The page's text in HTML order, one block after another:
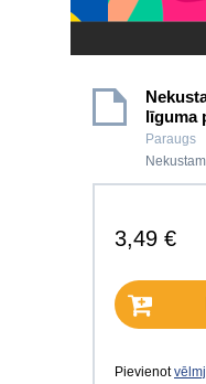
līguma
Paraugs
3,49 €
Pievienot